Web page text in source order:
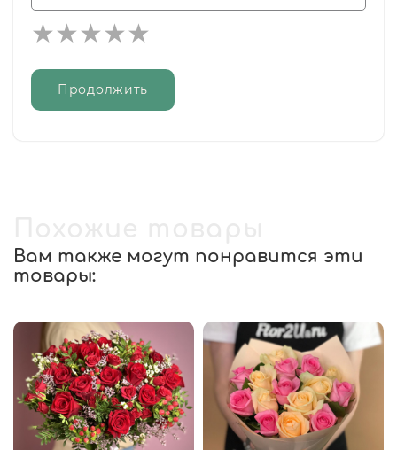
Продолжить
Вам также могут понравится эти
товары: